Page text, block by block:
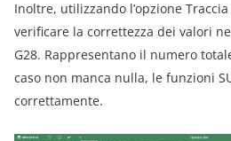
Inoltre, utilizzando l’opzione
verificare la correttezza dei valori
G28. Rappresentano il numero
caso non manca nulla, le funzioni
correttamente.